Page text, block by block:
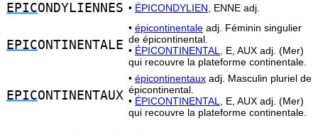
EPICONDYLIENNES • ÉPICONDYLIEN, ENNE adj.
EPICONTINENTALE
• épicontinentale adj. Féminin singulier
de épicontinental.
• ÉPICONTINENTAL,
E, AUX adj. (Mer)
qui recouvre la plateforme continentale.
EPICONTINENTAUX
• épicontinentaux adj. Masculin pluriel de
épicontinental.
• ÉPICONTINENTAL,
E, AUX adj. (Mer)
qui recouvre la plateforme continentale.